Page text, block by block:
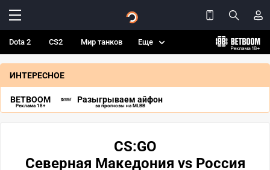
Dota 2 CS2 Мир танков Еще
ИНТЕРЕСНОЕ
BETBOOM
Реклама 18+
Разыгрываем айфон
за прогнозы на MLBB
CS:GO
Северная Македония vs Россия